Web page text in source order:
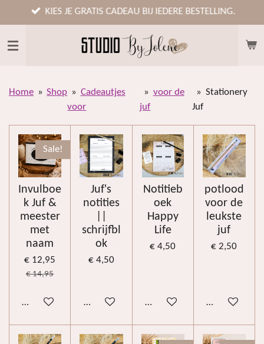
direct
naar
KIES JE GRATIS CADEAU BIJ IEDERE BESTELLING.
Home » Shop » Cadeautjes
voor
» voor de
juf
» Stationery
Juf
Sale!
Invulboe
k Juf &
meester
met
naam
€ 12,95
€ 14,95
Bekijk details
Juf's
notities
schrijfbl
ok
€ 4,50
Bekijk details
Notitieb
oek
Happy
Life
€ 4,50
Bekijk details
potlood
voor de
leukste
juf
€ 2,50
In